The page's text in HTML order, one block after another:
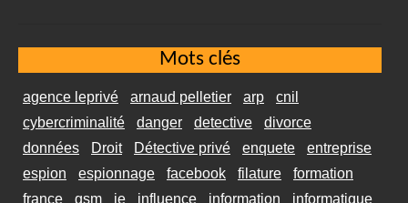
Mots clés
agence leprivé arnaud pelletier arp
cnil
cybercriminalité
danger detective
divorce
données
Droit Détective privé enquete
entreprise
espion
espionnage facebook filature
formation
france
gsm ie influence information informatique